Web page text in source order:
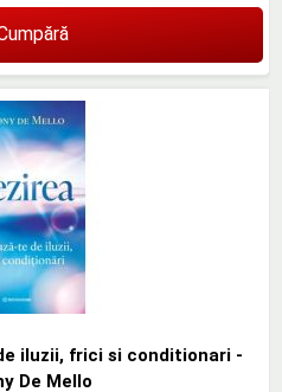
iluzii, frici si conditionari -
De Mello